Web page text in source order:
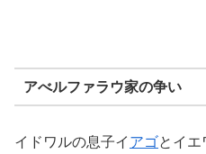
アべルファラウ家の争い
イドワルの息子イ アゴとイエ